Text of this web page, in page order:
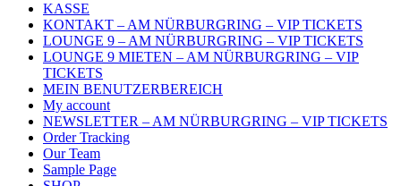
KASSE
KONTAKT – AM NÜRBURGRING – VIP TICKETS
LOUNGE 9 – AM NÜRBURGRING – VIP TICKETS
LOUNGE 9 MIETEN – AM NÜRBURGRING – VIP
TICKETS
MEIN BENUTZERBEREICH
My account
NEWSLETTER – AM NÜRBURGRING – VIP TICKETS
Order Tracking
Our Team
Sample Page